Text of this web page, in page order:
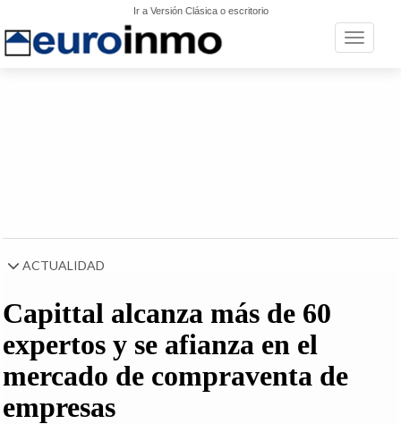
Ir a Versión Clásica o escritorio
Toggle
ACTUALIDAD
Capittal alcanza más de 60
expertos y se afianza en el
mercado de compraventa de
empresas